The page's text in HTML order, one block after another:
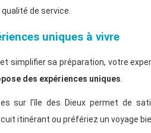
de service.
uniques à vivre
simplifier sa préparation, votre
des expériences uniques
sur l’île des Dieux permet de
itinérant ou préfériez un voyage